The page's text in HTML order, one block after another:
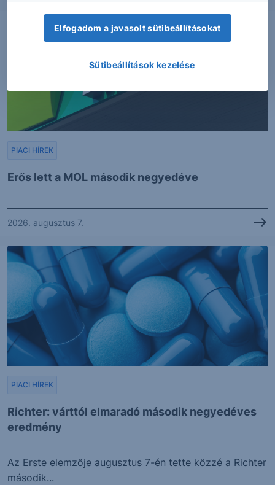
Erős lett a MOL második negyedéve
PIACI HÍREK
2026. augusztus 7.
Richter: várttól elmaradó második negyedéves
eredmény
PIACI HÍREK
Az Erste elemzője augusztus 7-én tette közzé a Richter
második...
Elfogadom a javasolt sütibeállításokat
Sütibeállítások kezelése